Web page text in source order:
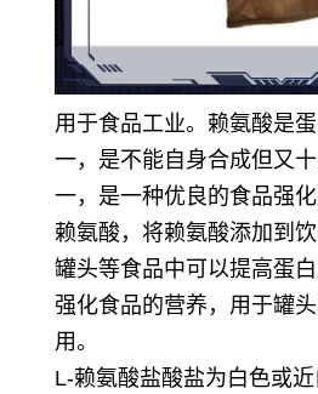
用于食品工业。赖氨酸是
一，是不能自身合成但又
一，是一种优良的食品强
赖氨酸，将赖氨酸添加到饮
罐头等食品中可以提高蛋
强化食品的营养，用于罐
用。
L-赖氨酸盐酸盐为白色或